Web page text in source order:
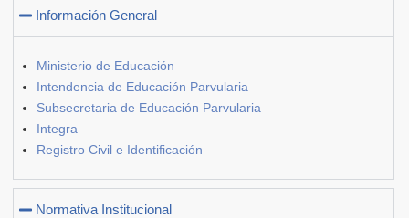
Información General
Ministerio de Educación
Intendencia de Educación Parvularia
Subsecretaria de Educación Parvularia
Integra
Registro Civil e Identificación
Normativa Institucional